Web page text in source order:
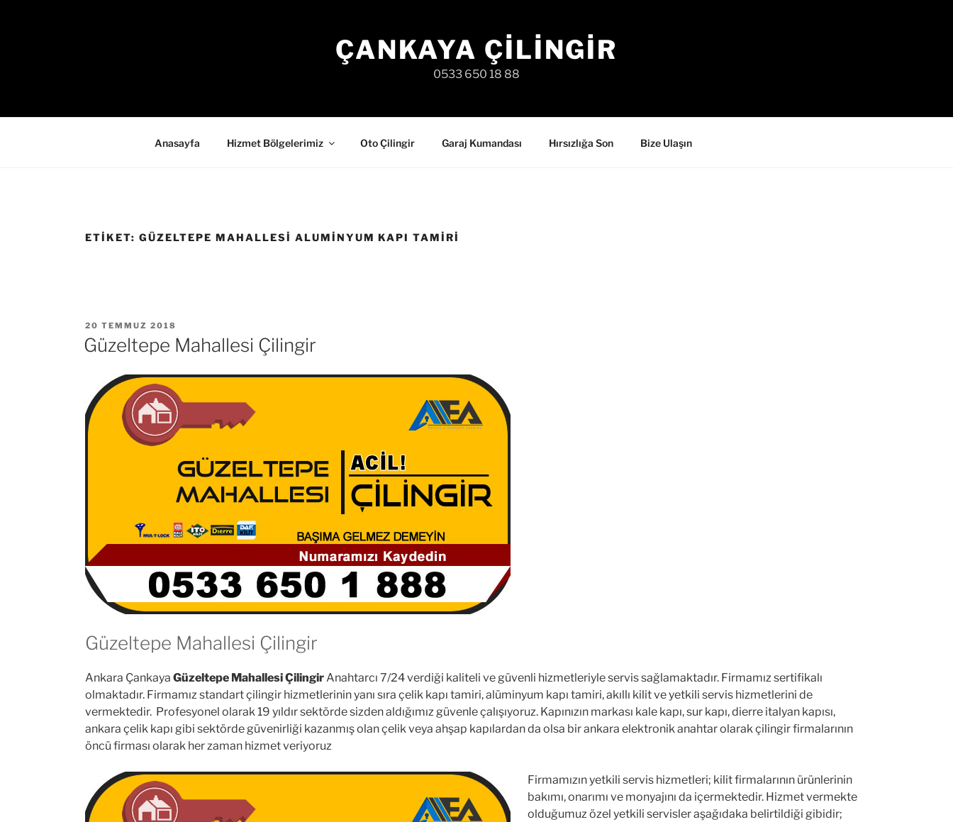
ÇANKAYA ÇILINGIR
0533 650 18 88
Anasayfa Hizmet Bölgelerimiz Oto Çilingir Garaj Kumandası Hırsızlığa Son Bize Ulaşın
ETIKET: GÜZELTEPE MAHALLESI ALUMINYUM KAPI TAMIRI
YAYIM
TARIHI
20 TEMMUZ 2018
Güzeltepe Mahallesi Çilingir
Güzeltepe Mahallesi Çilingir
Ankara Çankaya Güzeltepe Mahallesi ÇilingirAnahtarcı 7/24 verdiği kaliteli ve güvenli hizmetleriyle servis sağlamaktadır. Firmamız sertifikalı
olmaktadır. Firmamız standart çilingir hizmetlerinin yanı sıra çelik kapı tamiri, alüminyum kapı tamiri, akıllı kilit ve yetkili servis hizmetlerini de
vermektedir. Profesyonel olarak 19 yıldır sektörde sizden aldığımız güvenle çalışıyoruz. Kapınızın markası kale kapı, sur kapı, dierre italyan kapısı,
ankara çelik kapı gibi sektörde güvenirliği kazanmış olan çelik veya ahşap kapılardan da olsa bir ankara elektronik anahtar olarak çilingir firmalarının
öncü firması olarak her zaman hizmet veriyoruz
Firmamızın yetkili servis hizmetleri; kilit firmalarının ürünlerinin
bakımı, onarımı ve monyajını da içermektedir. Hizmet vermekte
olduğumuz özel yetkili servisler aşağıdaka belirtildiği gibidir;